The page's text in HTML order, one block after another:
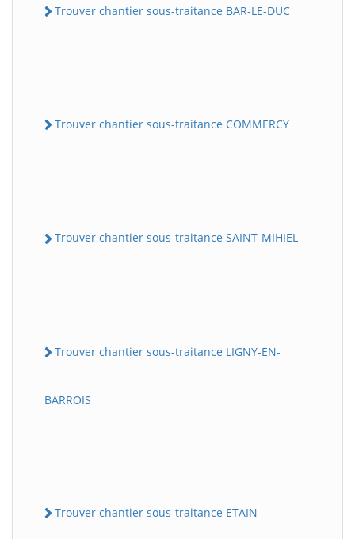
Trouver chantier sous-traitance BAR-LE-DUC
Trouver chantier sous-traitance COMMERCY
Trouver chantier sous-traitance SAINT-MIHIEL
Trouver chantier sous-traitance LIGNY-EN-
BARROIS
Trouver chantier sous-traitance ETAIN